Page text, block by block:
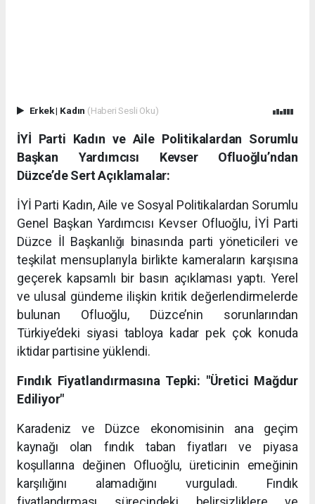
Erkek| Kadın (Haberi Sesli Oku)
İYİ Parti Kadın ve Aile Politikalardan Sorumlu
Başkan Yardımcısı Kevser Ofluoğlu’ndan
Düzce’de Sert Açıklamalar:
İYİ Parti Kadın, Aile ve Sosyal Politikalardan Sorumlu
Genel Başkan Yardımcısı Kevser Ofluoğlu, İYİ Parti
Düzce İl Başkanlığı binasında parti yöneticileri ve
teşkilat mensuplarıyla birlikte kameraların karşısına
geçerek kapsamlı bir basın açıklaması yaptı. Yerel
ve ulusal gündeme ilişkin kritik değerlendirmelerde
bulunan Ofluoğlu, Düzce’nin sorunlarından
Türkiye’deki siyasi tabloya kadar pek çok konuda
iktidar partisine yüklendi.
Fındık Fiyatlandırmasına Tepki: "Üretici Mağdur
Ediliyor"
Karadeniz ve Düzce ekonomisinin ana geçim
kaynağı olan fındık taban fiyatları ve piyasa
koşullarına değinen Ofluoğlu, üreticinin emeğinin
karşılığını alamadığını vurguladı. Fındık